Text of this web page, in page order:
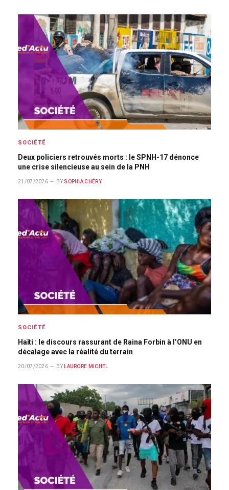
SOCIÉTÉ
Deux policiers retrouvés morts : le SPNH-17 dénonce
une crise silencieuse au sein de la PNH
21/07/2026 BY SOPHIA CHÉRY
SOCIÉTÉ
Haïti : le discours rassurant de Raina Forbin à l’ONU en
décalage avec la réalité du terrain
20/07/2026 BY LAURORE MICHEL